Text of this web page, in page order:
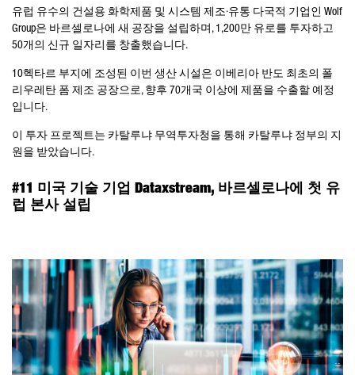
유럽 유수의 건설용 화학제품 및 시스템 제조·유통 다국적 기업인 Wolf
Group은 바르셀로나에 새 공장을 설립하며, 1,200만 유로를 투자하고
50개의 신규 일자리를 창출했습니다.
10헥타르 부지에 조성된 이번 생산 시설은 이베리아 반도 최초의 폴
리우레탄 폼 제조 공장으로, 향후 70개국 이상에 제품을 수출할 예정
입니다.
이 투자 프로젝트는 카탈루냐 무역투자청을 통해 카탈루냐 정부의 지
원을 받았습니다.
#11 미국 기술 기업 Dataxstream, 바르셀로나에 첫 유
럽 본사 설립